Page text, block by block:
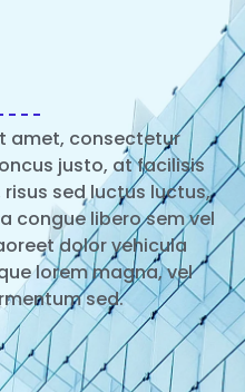
amet, consectetur
justo, at facilisis
sed luctus luctus,
congue libero sem vel
dolor vehicula
lorem magna, vel
sed.